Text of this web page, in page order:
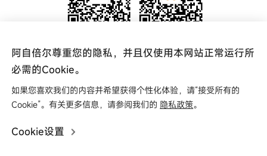
阿自倍尔尊重您的隐私，并且仅使用本网站正常运行所
必需的Cookie。
如果您喜欢我们的内容并希望获得个性化体验，请“接受所有的
Cookie”。有关更多信息，请参阅我们的 隐私政策。
Cookie设置
0
更多资讯 实时掌握
视频号
友情链接
Copyright © 2025 阿自倍尔自控工程（上海）有限公司